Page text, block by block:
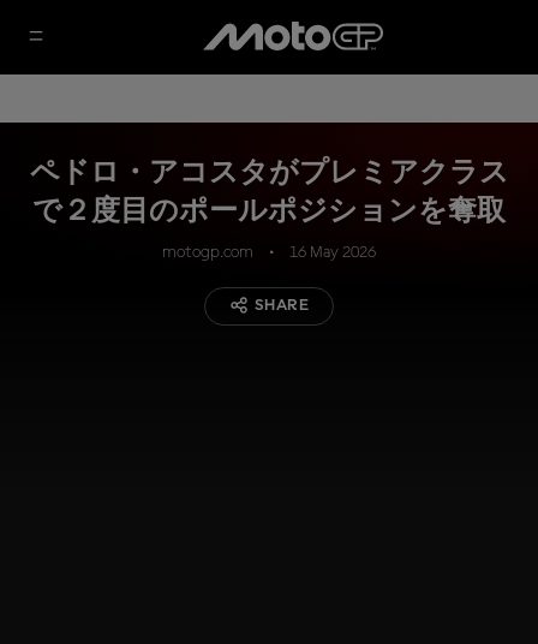
ペドロ・アコスタがプレミアクラス
で２度目のポールポジションを奪取
motogp.com 16 May 2026
SHARE